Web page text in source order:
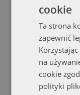
Szklanacookie
Ta strona
zapewnić
na
cookie
polityki